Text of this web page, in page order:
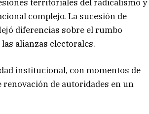
territoriales del radicalismo y
complejo. La sucesión de
diferencias sobre el rumbo
alianzas electorales.
institucional, con momentos de
de autoridades en un